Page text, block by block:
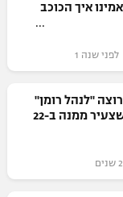
איך הכוכב
"לנהל רומן"
עם הכדורגלן שצעיר ממנה ב-22